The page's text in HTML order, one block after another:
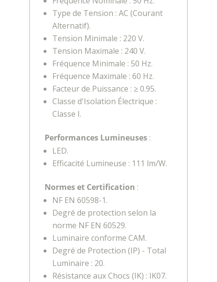
Type de Tension : AC (Courant
Alternatif).
Tension Minimale : 220 V.
Tension Maximale : 240 V.
Fréquence Minimale : 50 Hz.
Fréquence Maximale : 60 Hz.
Facteur de Puissance : ≥ 0.95.
Classe d'Isolation Électrique :
Classe I.
Performances Lumineuses:
LED.
Efficacité Lumineuse : 111 lm/W.
Normes et Certification :
NF EN 60598-1.
Degré de protection selon la
norme NF EN 60529.
Luminaire conforme CAM.
Degré de Protection (IP) - Total
Luminaire : 20.
Résistance aux Chocs (IK) : IK07.